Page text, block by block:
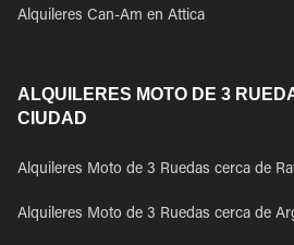
Alquileres Can-Am en Attica
ALQUILERES MOTO DE 3
CIUDAD
Alquileres Moto de 3 Ruedas cerca de
Alquileres Moto de 3 Ruedas cerca de